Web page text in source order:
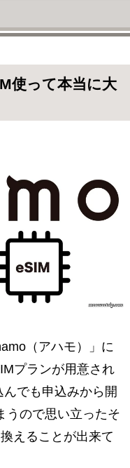
穴
すすめな理由
録可能
用可能
がおすすめ
使って本当に大
（アハモ）」に
プランが用意され
でも申込みから開
うので思い立ったそ
えることが出来て